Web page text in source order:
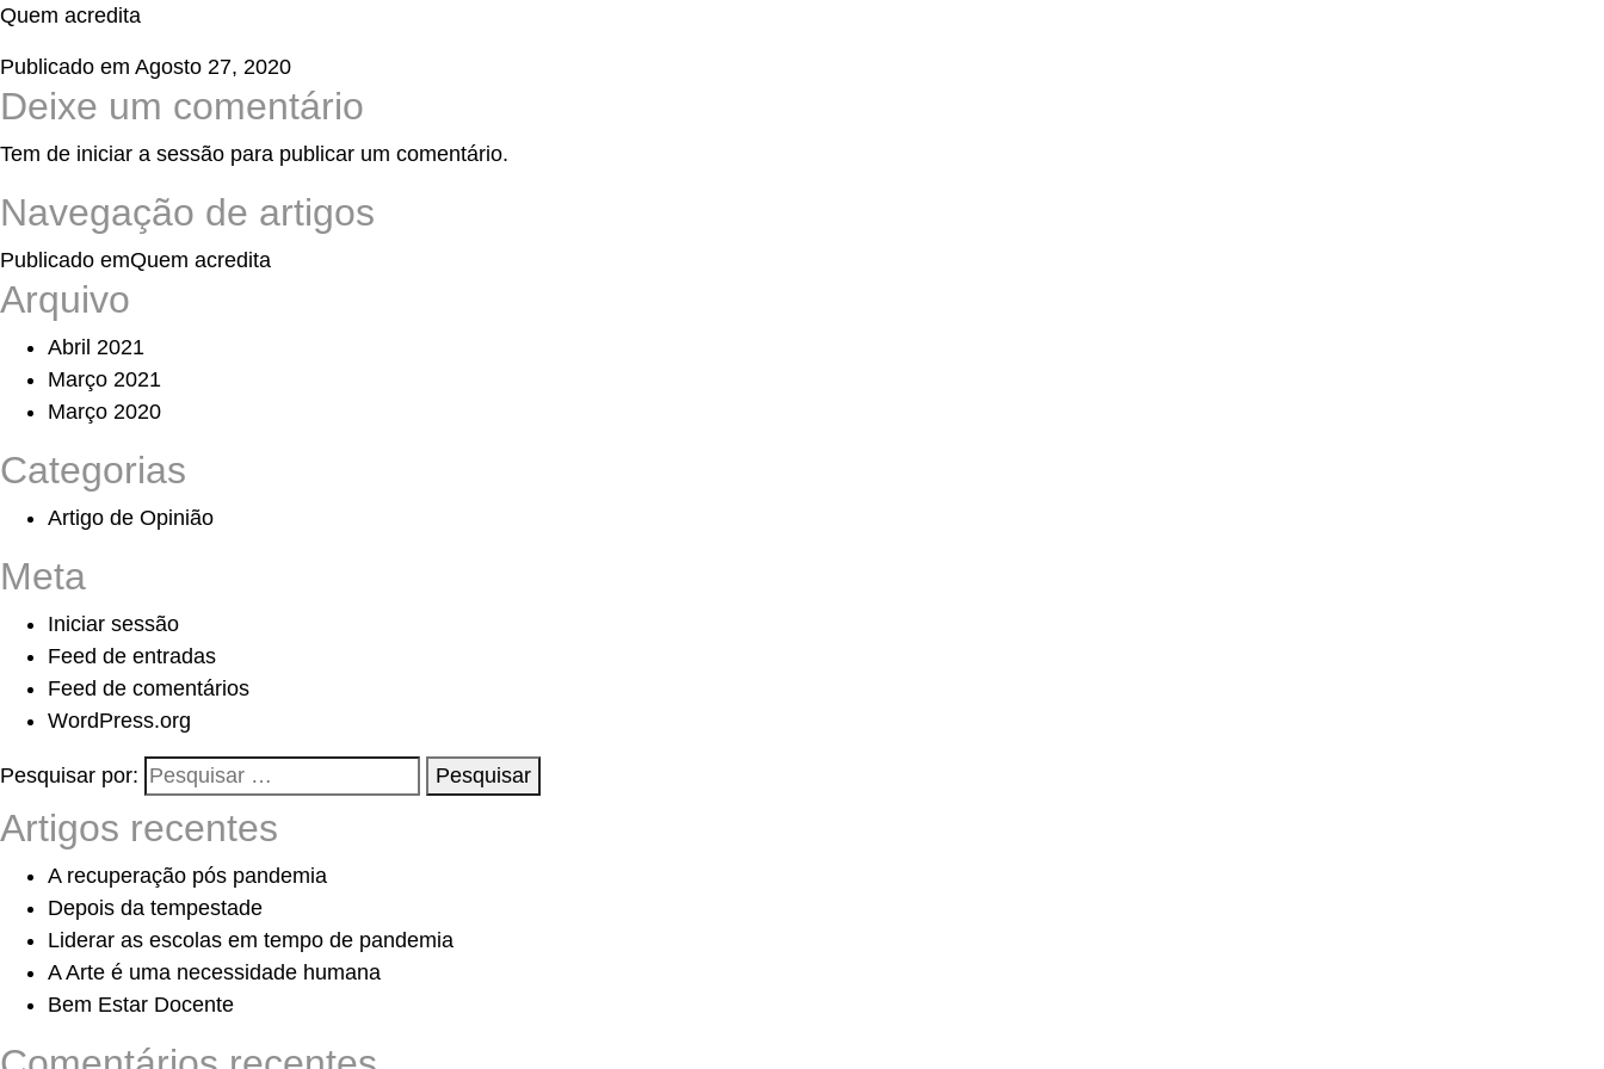
Quem acredita
Publicado em Agosto 27, 2020
Deixe um comentário
Tem de iniciar a sessão para publicar um comentário.
Navegação de artigos
Publicado emQuem acredita
Arquivo
Abril 2021
Março 2021
Março 2020
Categorias
Artigo de Opinião
Meta
Iniciar sessão
Feed de entradas
Feed de comentários
WordPress.org
Pesquisar por: Pesquisar
Artigos recentes
A recuperação pós pandemia
Depois da tempestade
Liderar as escolas em tempo de pandemia
A Arte é uma necessidade humana
Bem Estar Docente